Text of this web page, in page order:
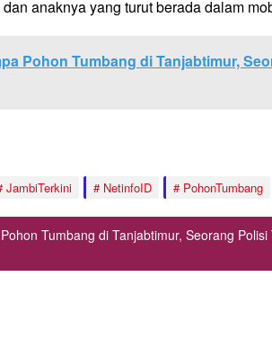
anaknya yang turut berada dalam
Pohon Tumbang di Tanjabtimur,
JambiTerkini NetinfoID PohonTumbang
Tumbang di Tanjabtimur, Seorang